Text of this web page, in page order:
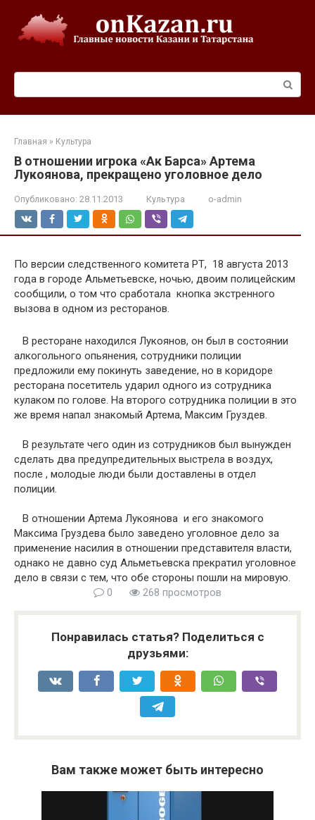
контенту
Главная » Культура
В отношении игрока «Ак Барса» Артема
Лукоянова, прекращено уголовное дело
Опубликовано: 28.11.2013 Культура o-admin
По версии следственного комитета РТ, 18 августа 2013
года в городе Альметьевске, ночью, двоим полицейским
сообщили, о том что сработала кнопка экстренного
вызова в одном из ресторанов.
В ресторане находился Лукоянов, он был в состоянии
алкогольного опьянения, сотрудники полиции
предложили ему покинуть заведение, но в коридоре
ресторана посетитель ударил одного из сотрудника
кулаком по голове. На второго сотрудника полиции в это
же время напал знакомый Артема, Максим Груздев.
В результате чего один из сотрудников был вынужден
сделать два предупредительных выстрела в воздух,
после , молодые люди были доставлены в отдел
полиции.
В отношении Артема Лукоянова и его знакомого
Максима Груздева было заведено уголовное дело за
применение насилия в отношении представителя власти,
однако не давно суд Альметьевска прекратил уголовное
дело в связи с тем, что обе стороны пошли на мировую.
0
268 просмотров
Понравилась статья? Поделиться с
друзьями:
Вам также может быть интересно